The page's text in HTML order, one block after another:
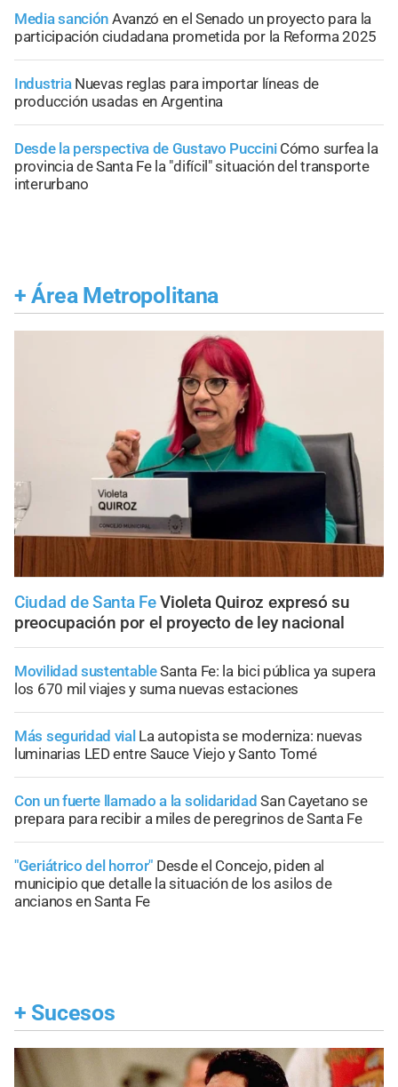
Media sanción Avanzó en el Senado un proyecto para la
participación ciudadana prometida por la Reforma 2025
Industria Nuevas reglas para importar líneas de
producción usadas en Argentina
Desde la perspectiva de Gustavo Puccini Cómo surfea la
provincia de Santa Fe la "difícil" situación del transporte
interurbano
+ Área Metropolitana
Ciudad de Santa Fe Violeta Quiroz expresó su
preocupación por el proyecto de ley nacional
Movilidad sustentableSanta Fe: la bici pública ya supera
los 670 mil viajes y suma nuevas estaciones
Más seguridad vial La autopista se moderniza: nuevas
luminarias LED entre Sauce Viejo y Santo Tomé
Con un fuerte llamado a la solidaridad San Cayetano se
prepara para recibir a miles de peregrinos de Santa Fe
"Geriátrico del horror" Desde el Concejo, piden al
municipio que detalle la situación de los asilos de
ancianos en Santa Fe
+ Sucesos